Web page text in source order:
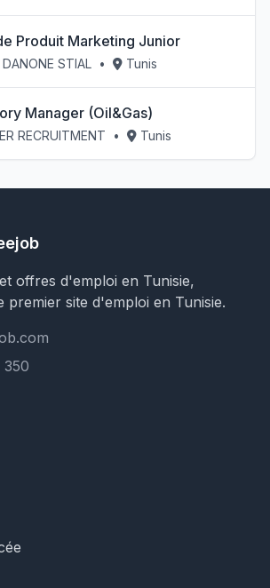
Produit Marketing Junior
DANONE STIAL • Tunis
Manager (Oil&Gas)
RECRUITMENT • Tunis
offres d'emploi en Tunisie,
premier site d'emploi en Tunisie.
350